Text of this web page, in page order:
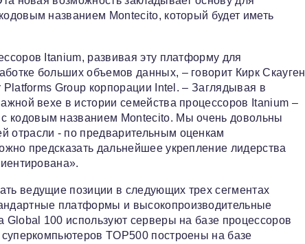
названием Montecito, который будет иметь
Itanium, развивая эту платформу для
больших объемов данных, – говорит Кирк Скауген
Group корпорации Intel. – Заглядывая в
вехе в истории семейства процессоров Itanium –
кодовым названием Montecito. Мы очень довольны
отрасли - по предварительным оценкам
предсказать дальнейшее укрепление лидерства
ведущие позиции в следующих трех сегментах
платформы и высокопроизводительные
100 используют серверы на базе процессоров
TOP500 построены на базе